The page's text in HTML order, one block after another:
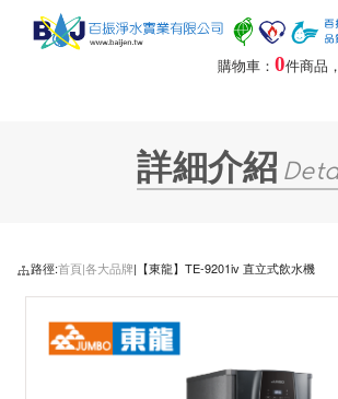
購物車： 0件商品，
詳細介紹
路徑:首頁|各大品牌|【東龍】TE-9201iv 直立式飲水機